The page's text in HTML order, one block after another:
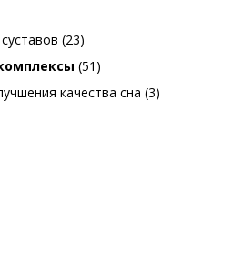
(23)
(51)
качества сна (3)